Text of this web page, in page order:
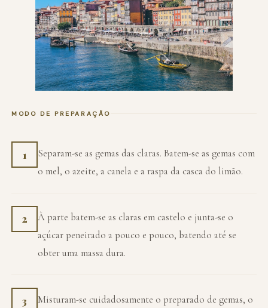
MODO DE PREPARAÇÃO
1
Separam-se as gemas das claras. Batem-se as gemas com
o mel, o azeite, a canela e a raspa da casca do limão.
2
À parte batem-se as claras em castelo e junta-se o
açúcar peneirado a pouco e pouco, batendo até se
obter uma massa dura.
3
Misturam-se cuidadosamente o preparado de gemas, o